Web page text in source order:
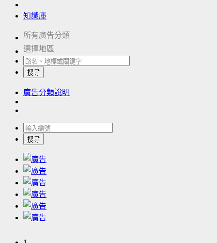
知識庫
所有廣告分類
選擇地區
搜尋
廣告分類說明
搜尋